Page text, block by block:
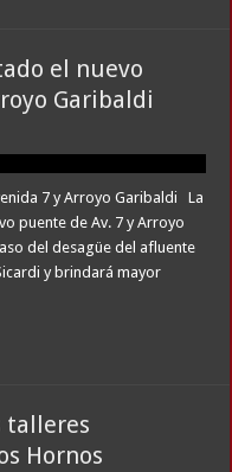
el nuevo
Garibaldi
7 y Arroyo Garibaldi La
puente de Av. 7 y Arroyo
del desagüe del afluente
y brindará mayor
talleres
Hornos